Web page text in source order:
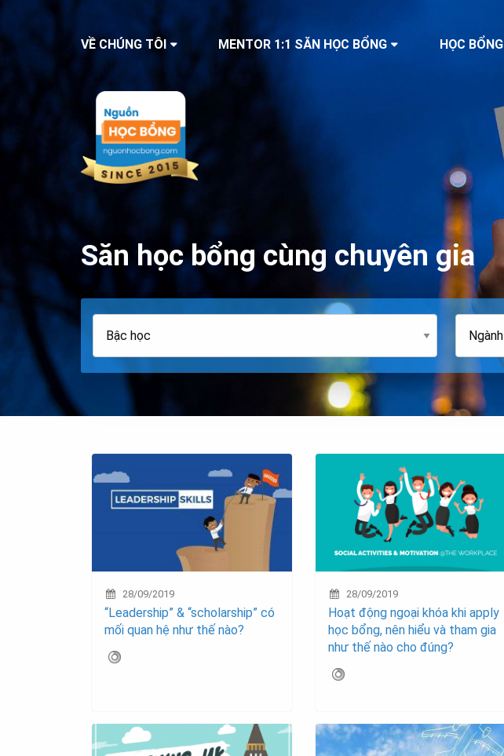
VỀ CHÚNG TÔI MENTOR 1:1 SĂN HỌC BỔNG HỌC BỔNG
Săn học bổng cùng chuyên gia
28/09/2019
“Leadership” & “scholarship” có
mối quan hệ như thế nào?
28/09/2019
Hoạt động ngoại khóa khi apply
học bổng, nên hiểu và tham gia
như thế nào cho đúng?